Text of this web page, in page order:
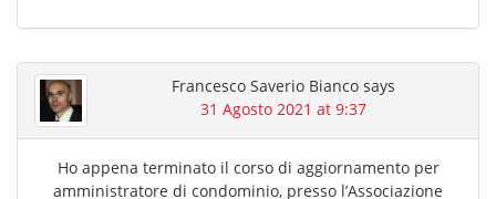
Francesco Saverio Bianco says
31 Agosto 2021 at 9:37
Ho appena terminato il corso di aggiornamento per
amministratore di condominio, presso l’Associazione